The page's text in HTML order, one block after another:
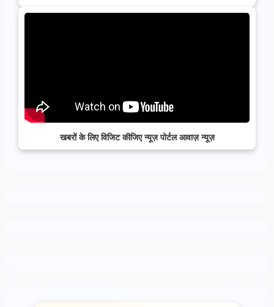
खबरों के लिए विजिट कीजिए न्यूज़ पोर्टल आवाज़ न्यूज़